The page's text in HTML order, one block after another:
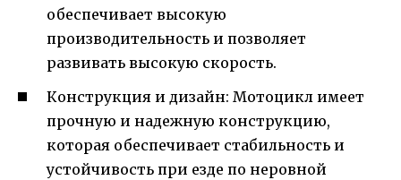
обеспечивает высокую
производительность и позволяет
развивать высокую скорость.
Конструкция и дизайн: Мотоцикл имеет
прочную и надежную конструкцию,
которая обеспечивает стабильность и
устойчивость при езде по неровной